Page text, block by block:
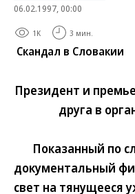
06.02.1997, 00:00
1K 3 мин.
Скандал в Словакии
Президент и
друга в
Показанный по
документальный
свет на тянущееся